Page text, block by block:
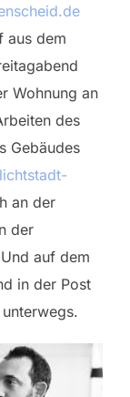
aus dem
Wohnung an
des
Gebäudes
an der
der
auf dem
in der Post